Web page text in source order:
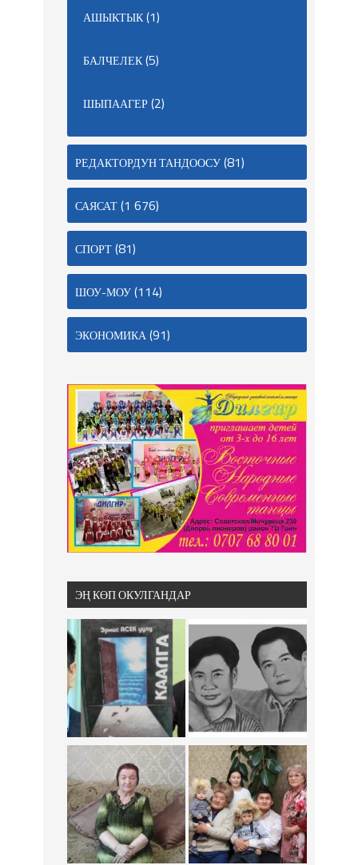
АШЫКТЫК(1)
БАЛЧЕЛЕК(5)
ШЫПААГЕР(2)
РЕДАКТОРДУН ТАНДООСУ(81)
САЯСАТ(1 676)
СПОРТ(81)
ШОУ-МОУ(114)
ЭКОНОМИКА(91)
ЭҢ КӨП ОКУЛГАНДАР